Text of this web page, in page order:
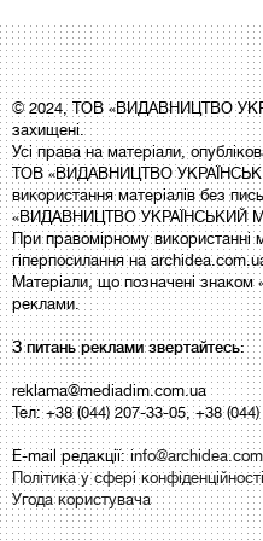
© 2024, ТОВ «ВИДАВНИЦТВО
захищені.
Усі права на матеріали,
ТОВ «ВИДАВНИЦТВО
використання матеріалів без
«ВИДАВНИЦТВО УКРАЇНСЬКИЙ
При правомірному використанні
гіперпосилання на
Матеріали, що позначені знаком
реклами.
З питань реклами звертайтесь:
reklama@mediadim.com.ua
Тел: +38 (044) 207-33-05, +38
E-mail редакції:
Політика у сфері
Угода користувача